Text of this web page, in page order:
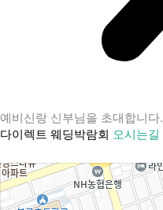
예비신랑 신부님을 초대합니다.
다이렉트 웨딩박람회 오시는길